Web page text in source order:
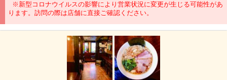
※新型コロナウイルスの影響により営業状況に変更が生じる可能性があ
ります。訪問の際は店舗に直接ご確認ください。